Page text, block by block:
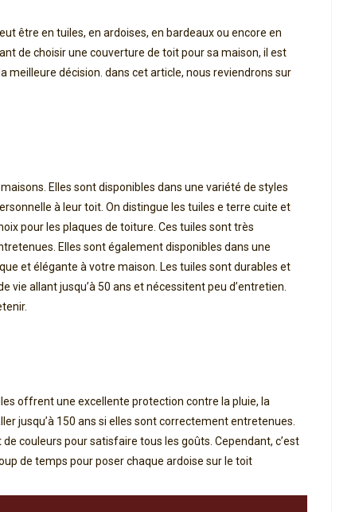
être en tuiles, en ardoises, en bardeaux ou encore en
de choisir une couverture de toit pour sa maison, il est
décision. dans cet article, nous reviendrons sur
Elles sont disponibles dans une variété de styles
à leur toit. On distingue les tuiles e terre cuite et
pour les plaques de toiture. Ces tuiles sont très
Elles sont également disponibles dans une
et élégante à votre maison. Les tuiles sont durables et
allant jusqu’à 50 ans et nécessitent peu d’entretien.
offrent une excellente protection contre la pluie, la
jusqu’à 150 ans si elles sont correctement entretenues.
couleurs pour satisfaire tous les goûts. Cependant, c’est
de temps pour poser chaque ardoise sur le toit